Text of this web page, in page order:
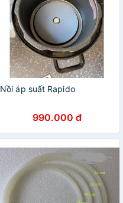
Nồi áp suất Rapido
990.000 đ